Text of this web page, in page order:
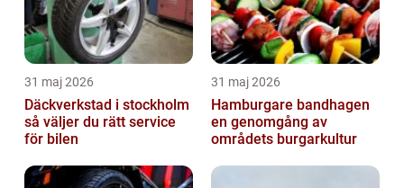
31 maj 2026
Däckverkstad i stockholm
så väljer du rätt service
för bilen
31 maj 2026
Hamburgare bandhagen
en genomgång av
områdets burgarkultur